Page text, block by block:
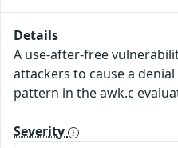
Details
A use-after-free
attackers to cause a
pattern in the awk.c
Severity